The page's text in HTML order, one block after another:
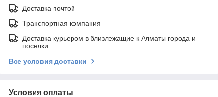
Доставка почтой
Транспортная компания
Доставка курьером в близлежащие к Алматы города и
поселки
Все условия доставки
Условия оплаты